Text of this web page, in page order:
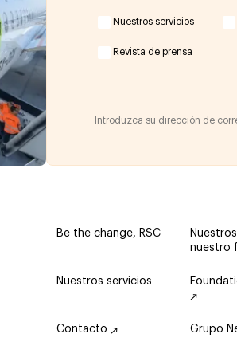
Nuestros servicios
Revista de prensa
Be the change, RSC
nuestro
Nuestros servicios
Contacto Grupo